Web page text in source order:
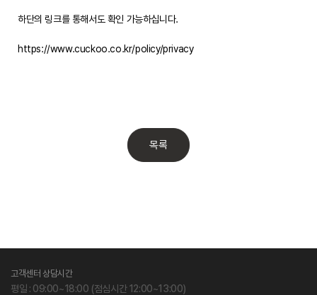
하단의 링크를 통해서도 확인 가능하십니다.
https://www.cuckoo.co.kr/policy/privacy
목록
고객센터 상담시간
평일 : 09:00~18:00 (점심시간 12:00~13:00)